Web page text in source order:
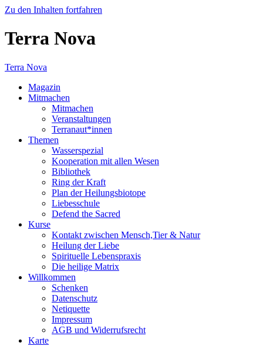
Zu den Inhalten fortfahren
Terra Nova
Terra Nova
Magazin
Mitmachen
Mitmachen
Veranstaltungen
Terranaut*innen
Themen
Wasserspezial
Kooperation mit allen Wesen
Bibliothek
Ring der Kraft
Plan der Heilungsbiotope
Liebesschule
Defend the Sacred
Kurse
Kontakt zwischen Mensch,Tier & Natur
Heilung der Liebe
Spirituelle Lebenspraxis
Die heilige Matrix
Willkommen
Schenken
Datenschutz
Netiquette
Impressum
AGB und Widerrufsrecht
Karte